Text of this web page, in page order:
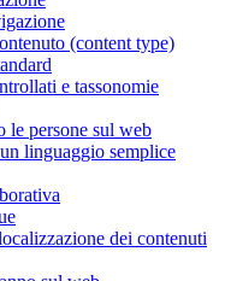
(content type)
e tassonomie
le persone sul web
linguaggio semplice
dei contenuti